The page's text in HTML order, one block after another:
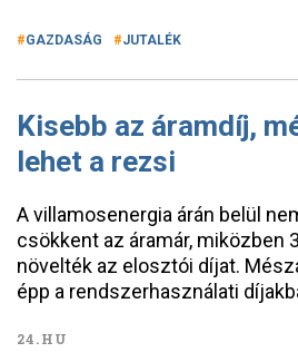
GAZDASÁG JUTALÉK
Kisebb az áramdíj,
lehet a rezsi
A villamosenergia árán belül
csökkent az áramár, miközben
növelték az elosztói díjat.
épp a rendszerhasználati
24.HU